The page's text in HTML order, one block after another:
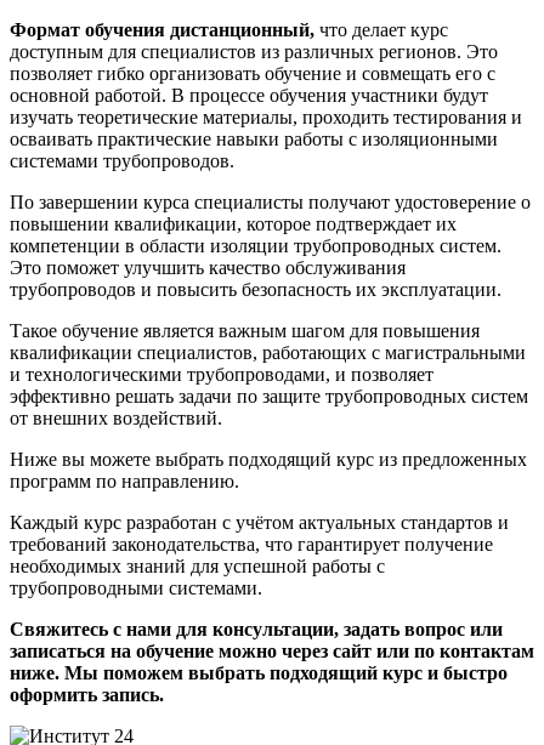
Формат обучения дистанционный, что делает курс
доступным для специалистов из различных регионов. Это
позволяет гибко организовать обучение и совмещать его с
основной работой. В процессе обучения участники будут
изучать теоретические материалы, проходить тестирования и
осваивать практические навыки работы с изоляционными
системами трубопроводов.
По завершении курса специалисты получают удостоверение о
повышении квалификации, которое подтверждает их
компетенции в области изоляции трубопроводных систем.
Это поможет улучшить качество обслуживания
трубопроводов и повысить безопасность их эксплуатации.
Такое обучение является важным шагом для повышения
квалификации специалистов, работающих с магистральными
и технологическими трубопроводами, и позволяет
эффективно решать задачи по защите трубопроводных систем
от внешних воздействий.
Ниже вы можете выбрать подходящий курс из предложенных
программ по направлению.
Каждый курс разработан с учётом актуальных стандартов и
требований законодательства, что гарантирует получение
необходимых знаний для успешной работы с
трубопроводными системами.
Свяжитесь с нами для консультации, задать вопрос или
записаться на обучение можно через сайт или по контактам
ниже. Мы поможем выбрать подходящий курс и быстро
оформить запись.